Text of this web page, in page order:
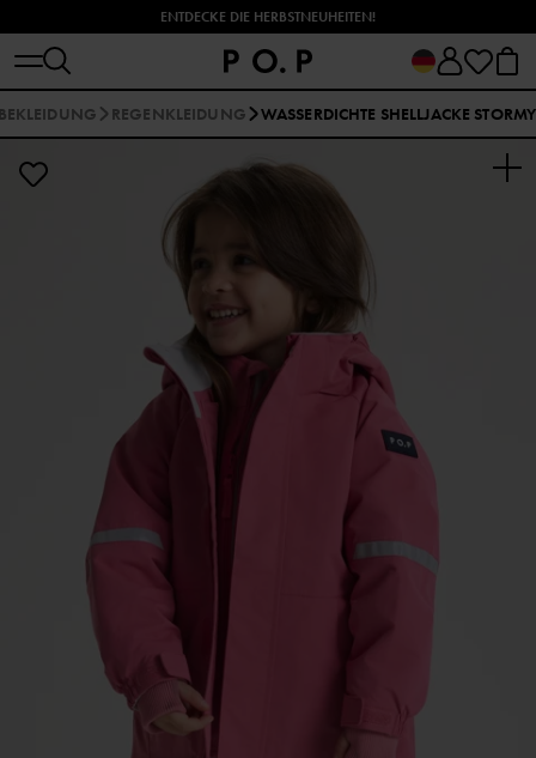
ENTDECKE DIE HERBSTNEUHEITEN!
REGENKLEIDUNG WASSERDICHTE SHELLJACKE STORMY